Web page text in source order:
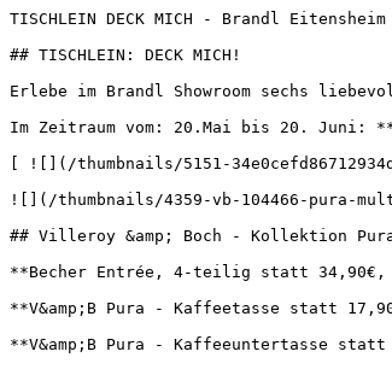
TISCHLEIN DECK MICH - Brandl
## TISCHLEIN: DECK MICH!
Erlebe im Brandl Showroom sechs
Im Zeitraum vom: 20.Mai bis 20. Juni:
[ ![](/thumbnails/5151-
![](/thumbnails/4359-vb-104466-pura-
## Villeroy &amp; Boch - Kollektion
**Becher Entrée, 4-teilig statt
**V&amp;B Pura - Kaffeetasse statt
**V&amp;B Pura - Kaffeeuntertasse